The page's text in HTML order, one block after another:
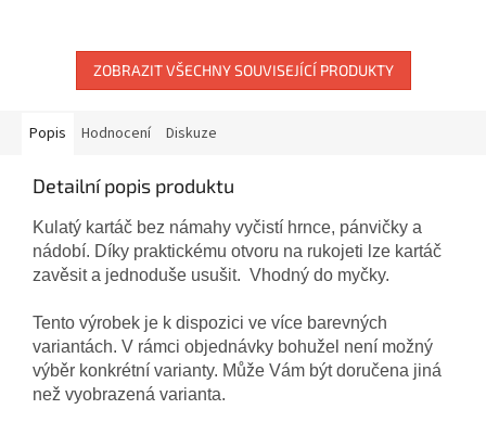
ZOBRAZIT VŠECHNY SOUVISEJÍCÍ PRODUKTY
Popis Hodnocení Diskuze
Detailní popis produktu
Kulatý kartáč bez námahy vyčistí hrnce, pánvičky a
nádobí. Díky praktickému otvoru na rukojeti lze kartáč
zavěsit a jednoduše usušit. Vhodný do myčky.
Tento výrobek je k dispozici ve více barevných
variantách. V rámci objednávky bohužel není možný
výběr konkrétní varianty. Může Vám být doručena jiná
než vyobrazená varianta.